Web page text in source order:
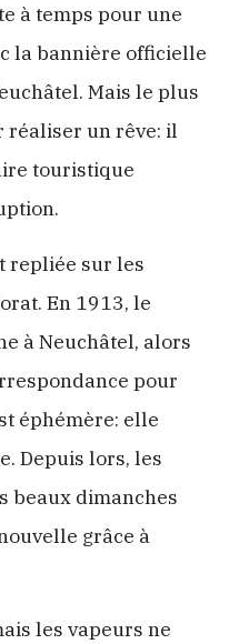
à temps pour une
la bannière officielle
Mais le plus
réaliser un rêve: il
touristique
repliée sur les
En 1913, le
à Neuchâtel, alors
pour
éphémère: elle
Depuis lors, les
beaux dimanches
grâce à
les vapeurs ne